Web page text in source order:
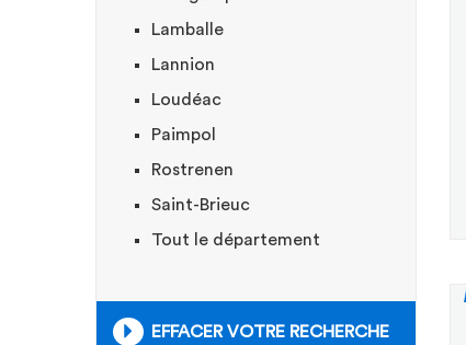
Lamballe
Lannion
Loudéac
Paimpol
Rostrenen
Saint-Brieuc
Tout le département
EFFACER VOTRE RECHERCHE